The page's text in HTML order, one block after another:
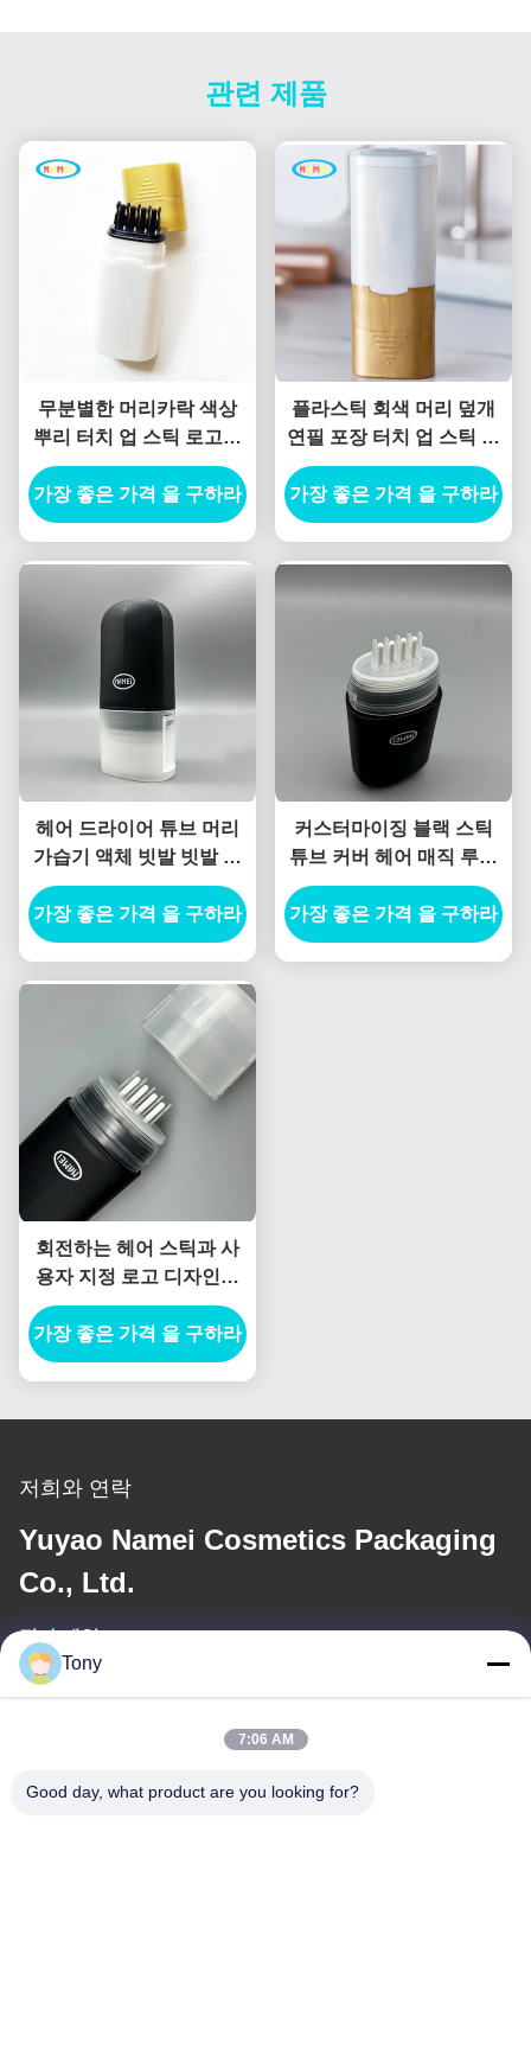
관련 제품
무분별한 머리카락 색상
뿌리 터치 업 스틱 로고와
함께 포장 빈 검은 머리카
락 뿌리 Concealer 튜브
가장 좋은 가격 을 구하라
플라스틱 회색 머리 덮개
연필 포장 터치 업 스틱 헤
어 컬러 헤어 염색기 높은
공기 밀착성
가장 좋은 가격 을 구하라
헤어 드라이어 튜브 머리
가습기 액체 빗발 빗발 튜
브 병 포장 머리 염색 4 계
층 튜브 머리 가습기 빗발
가장 좋은 가격 을 구하라
커스터마이징 블랙 스틱
튜브 커버 헤어 매직 루트
커버 업 포장 빗자루 환경
친화적인 독특한 모양 헤
어 컬러 스틱
가장 좋은 가격 을 구하라
회전하는 헤어 스틱과 사
용자 지정 로고 디자인을
가진 플라스틱 컨테이너
헤어 염색 펜 포장
가장 좋은 가격 을 구하라
저희와 연락
Yuyao Namei Cosmetics Packaging
Co., Ltd.
전자 메일
Tony
7:06 AM
Good day, what product are you looking for?